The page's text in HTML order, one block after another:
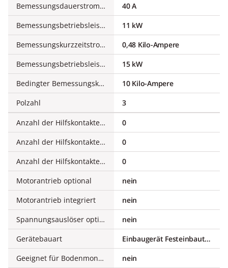
Bemessungsdauerstrom bei AC-21, 400 V
40 A
Bemessungsbetriebsleistung bei AC-3, 400 V
11 kW
Bemessungskurzzeitstromfestigkeit Icw
0,48 Kilo-Ampere
Bemessungsbetriebsleistung bei AC-23, 400 V
15 kW
Bedingter Bemessungskurzschlussstrom Iq
10 Kilo-Ampere
Polzahl
3
Anzahl der Hilfskontakte als Öffner
0
Anzahl der Hilfskontakte als Schließer
0
Anzahl der Hilfskontakte als Wechsler
0
Motorantrieb optional
nein
Motorantrieb integriert
nein
Spannungsauslöser optional
nein
Gerätebauart
Einbaugerät Festeinbautechnik
Geeignet für Bodenmontage
nein